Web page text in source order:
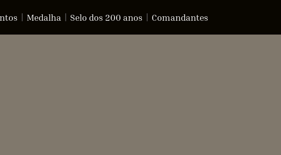
Medalha Selo dos 200 anos Comandantes